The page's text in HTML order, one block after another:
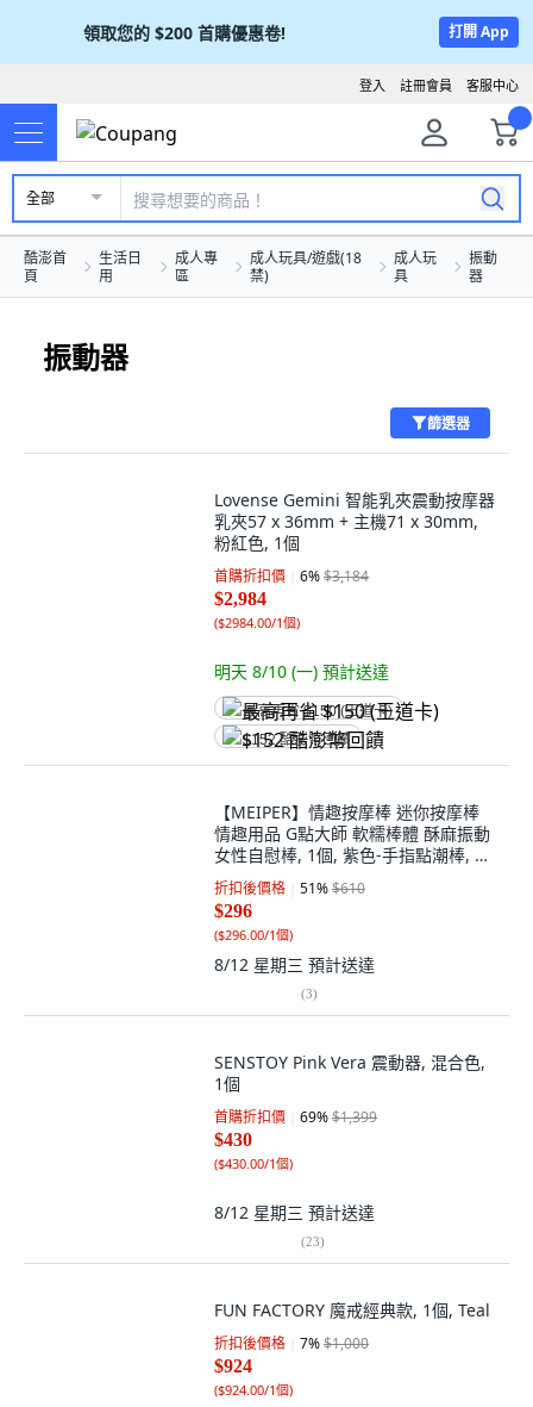
領取您的 $200 首購優惠卷! 打開 App
客服中心
註冊會員
登入
全部
酷澎首
頁
生活日
用
成人專
區
成人玩具/遊戲(18
禁)
成人玩
具
振動
器
振動器
篩選器
Lovense Gemini 智能乳夾震動按摩器
乳夾57 x 36mm + 主機71 x 30mm,
粉紅色, 1個
首購折扣價 6%$3,184
$2,984
($2984.00/1個)
明天 8/10 (一) 預計送達
最高再省 $150 (王道卡)
$152 酷澎幣回饋
【MEIPER】情趣按摩棒 迷你按摩棒
情趣用品 G點大師 軟糯棒體 酥麻振動
女性自慰棒, 1個, 紫色-手指點潮棒, 紫
色
折扣後價格 51%$610
$296
($296.00/1個)
8/12 星期三 預計送達
(3)
SENSTOY Pink Vera 震動器, 混合色,
1個
首購折扣價 69%$1,399
$430
($430.00/1個)
8/12 星期三 預計送達
(23)
FUN FACTORY 魔戒經典款, 1個, Teal
折扣後價格 7%$1,000
$924
($924.00/1個)